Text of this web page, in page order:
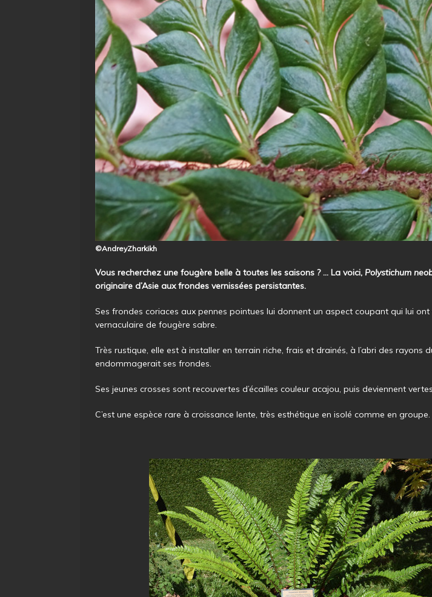
©AndreyZharkikh
Vous recherchez une fougère belle à toutes les saisons ? … La voici, Polystichum
originaire d’Asie aux frondes vernissées persistantes.
Ses frondes coriaces aux pennes pointues lui donnent un aspect coupant qui lui ont
vernaculaire de fougère sabre.
Très rustique, elle est à installer en terrain riche, frais et drainés, à l’abri des rayons
endommagerait ses frondes.
Ses jeunes crosses sont recouvertes d’écailles couleur acajou, puis deviennent
C’est une espèce rare à croissance lente, très esthétique en isolé comme en groupe.